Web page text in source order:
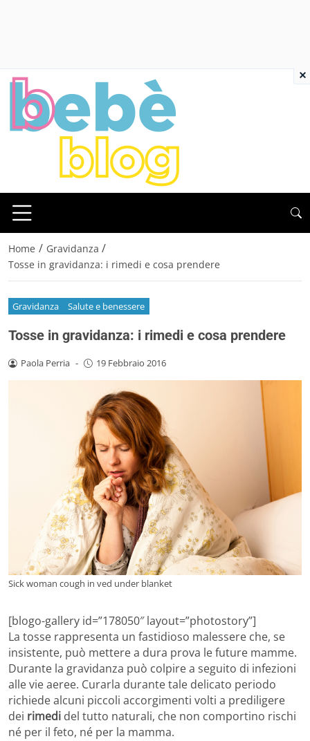
Home / Gravidanza /
Tosse in gravidanza: i rimedi e cosa prendere
Gravidanza Salute e benessere
Tosse in gravidanza: i rimedi e cosa prendere
Paola Perria - 19 Febbraio 2016
Sick woman cough in ved under blanket
[blogo-gallery id=”178050″ layout=”photostory”]
La tosse rappresenta un fastidioso malessere che, se
insistente, può mettere a dura prova le future mamme.
Durante la gravidanza può colpire a seguito di infezioni
alle vie aeree. Curarla durante tale delicato periodo
richiede alcuni piccoli accorgimenti volti a prediligere
dei rimedi del tutto naturali, che non comportino rischi
né per il feto, né per la mamma.
×